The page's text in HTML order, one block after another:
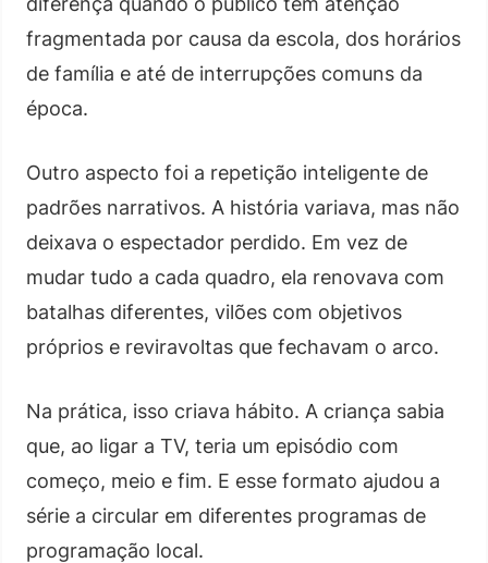
fragmentada por causa da escola, dos horários
de família e até de interrupções comuns da
época.
Outro aspecto foi a repetição inteligente de
padrões narrativos. A história variava, mas não
deixava o espectador perdido. Em vez de
mudar tudo a cada quadro, ela renovava com
batalhas diferentes, vilões com objetivos
próprios e reviravoltas que fechavam o arco.
Na prática, isso criava hábito. A criança sabia
que, ao ligar a TV, teria um episódio com
começo, meio e fim. E esse formato ajudou a
série a circular em diferentes programas de
programação local.